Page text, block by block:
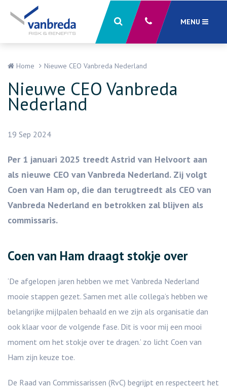
MENU
Home Nieuwe CEO Vanbreda Nederland
Nieuwe CEO Vanbreda
Nederland
19 Sep 2024
Per 1 januari 2025 treedt Astrid van Helvoort aan
als nieuwe CEO van Vanbreda Nederland. Zij volgt
Coen van Ham op, die dan terugtreedt als CEO van
Vanbreda Nederland en betrokken zal blijven als
commissaris.
Coen van Ham draagt stokje over
‘De afgelopen jaren hebben we met Vanbreda Nederland
mooie stappen gezet. Samen met alle collega’s hebben we
belangrijke mijlpalen behaald en we zijn als organisatie dan
ook klaar voor de volgende fase. Dit is voor mij een mooi
moment om het stokje over te dragen.’ zo licht Coen van
Ham zijn keuze toe.
De Raad van Commissarissen (RvC) begrijpt en respecteert het